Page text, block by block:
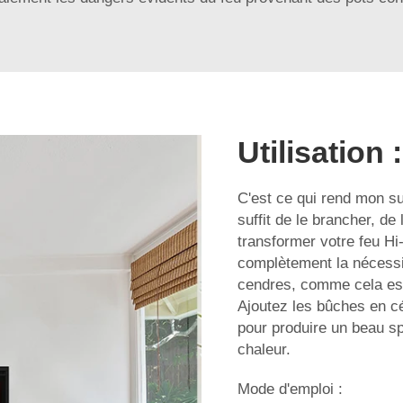
Utilisation :
C'est ce qui rend mon
suffit de le brancher, de
transformer votre feu
complètement la
cendres, comme cela
Ajoutez les bûches en
pour produire un beau
chaleur.
Mode d'emploi :